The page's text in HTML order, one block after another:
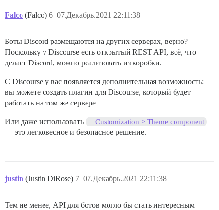
Falco (Falco) 07.Декабрь.2021 22:11:38
6
Боты Discord размещаются на других серверах, верно?
Поскольку у Discourse есть открытый REST API, всё, что
делает Discord, можно реализовать из коробки.
С Discourse у вас появляется дополнительная возможность:
вы можете создать плагин для Discourse, который будет
работать на том же сервере.
Или даже использовать Customization > Theme component
— это легковесное и безопасное решение.
justin (Justin DiRose) 07.Декабрь.2021 22:11:38
7
Тем не менее, API для ботов могло бы стать интересным